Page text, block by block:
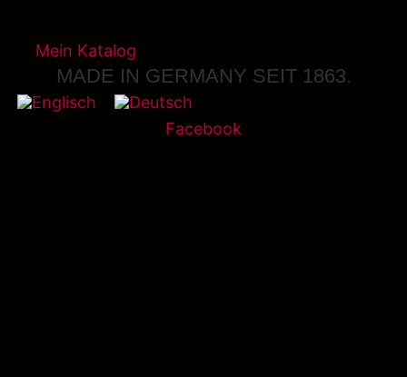
Mein Katalog
MADE IN GERMANY SEIT 1863.
Facebook